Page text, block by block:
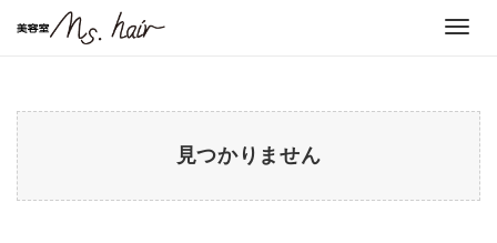
見つかりません